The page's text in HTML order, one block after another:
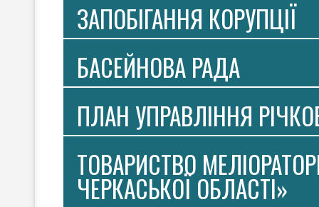
ЗАПОБІГАННЯ КОРУПЦІЇ
БАСЕЙНОВА РАДА
ПЛАН УПРАВЛІННЯ
ТОВАРИСТВО
ЧЕРКАСЬКОЇ ОБЛАСТІ»